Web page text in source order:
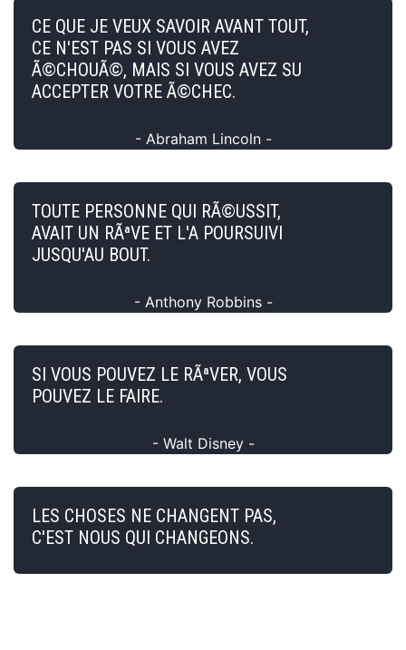
CE QUE JE VEUX SAVOIR AVANT TOUT,
CE N'EST PAS SI VOUS AVEZ
Ã©CHOUÃ©, MAIS SI VOUS AVEZ SU
ACCEPTER VOTRE Ã©CHEC.
- Abraham Lincoln -
TOUTE PERSONNE QUI RÃ©USSIT,
AVAIT UN RÃªVE ET L'A POURSUIVI
JUSQU'AU BOUT.
- Anthony Robbins -
SI VOUS POUVEZ LE RÃªVER, VOUS
POUVEZ LE FAIRE.
- Walt Disney -
LES CHOSES NE CHANGENT PAS,
C'EST NOUS QUI CHANGEONS.